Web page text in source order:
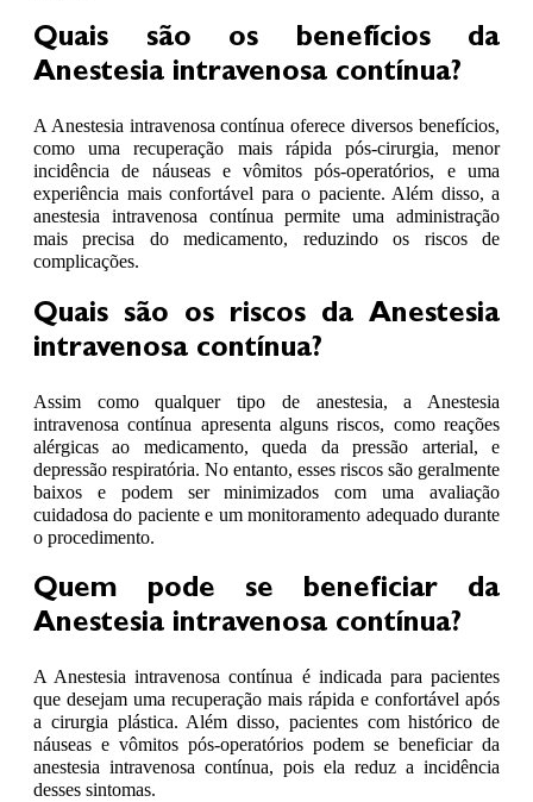
Quais são os benefícios da
Anestesia intravenosa contínua?
A Anestesia intravenosa contínua oferece diversos benefícios,
como uma recuperação mais rápida pós-cirurgia, menor
incidência de náuseas e vômitos pós-operatórios, e uma
experiência mais confortável para o paciente. Além disso, a
anestesia intravenosa contínua permite uma administração
mais precisa do medicamento, reduzindo os riscos de
complicações.
Quais são os riscos da Anestesia
intravenosa contínua?
Assim como qualquer tipo de anestesia, a Anestesia
intravenosa contínua apresenta alguns riscos, como reações
alérgicas ao medicamento, queda da pressão arterial, e
depressão respiratória. No entanto, esses riscos são geralmente
baixos e podem ser minimizados com uma avaliação
cuidadosa do paciente e um monitoramento adequado durante
o procedimento.
Quem pode se beneficiar da
Anestesia intravenosa contínua?
A Anestesia intravenosa contínua é indicada para pacientes
que desejam uma recuperação mais rápida e confortável após
a cirurgia plástica. Além disso, pacientes com histórico de
náuseas e vômitos pós-operatórios podem se beneficiar da
anestesia intravenosa contínua, pois ela reduz a incidência
desses sintomas.